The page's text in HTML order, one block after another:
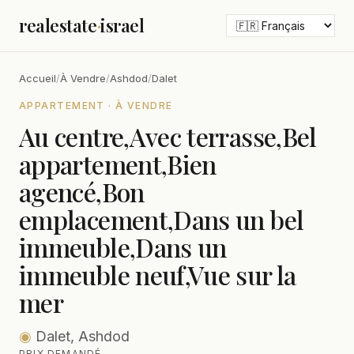
realestate·israel
Accueil/À Vendre/Ashdod/Dalet
APPARTEMENT · À VENDRE
Au centre,Avec terrasse,Bel
appartement,Bien
agencé,Bon
emplacement,Dans un bel
immeuble,Dans un
immeuble neuf,Vue sur la
mer
◉ Dalet, Ashdod